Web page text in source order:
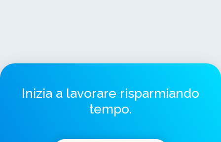
Inizia a lavorare risparmiando
tempo.